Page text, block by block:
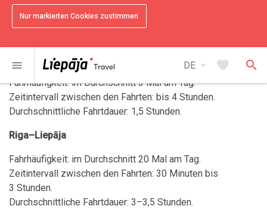
Nur markierten Cookies zustimmen
menu DE arrow_drop_down favorite search
Busbahnhof von Liepāja
Adresse: Rīgas iela 71
Klaipeda-Palanga-Liepaja
Fahrhäufigkeit: im Durchschnitt 3 Mal am Tag.
Zeitintervall zwischen den Fahrten: bis 4 Stunden.
Durchschnittliche Fahrtdauer: 1,5 Stunden.
Riga–Liepāja
Fahrhäufigkeit: im Durchschnitt 20 Mal am Tag.
Zeitintervall zwischen den Fahrten: 30 Minuten bis
3 Stunden.
Durchschnittliche Fahrtdauer: 3–3,5 Stunden.